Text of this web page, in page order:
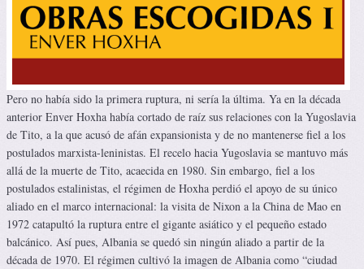
Pero no había sido la primera ruptura, ni sería la última. Ya en la década
anterior Enver Hoxha había cortado de raíz sus relaciones con la Yugoslavia
de Tito, a la que acusó de afán expansionista y de no mantenerse fiel a los
postulados marxista-leninistas. El recelo hacia Yugoslavia se mantuvo más
allá de la muerte de Tito, acaecida en 1980. Sin embargo, fiel a los
postulados estalinistas, el régimen de Hoxha perdió el apoyo de su único
aliado en el marco internacional: la visita de Nixon a la China de Mao en
1972 catapultó la ruptura entre el gigante asiático y el pequeño estado
balcánico. Así pues, Albania se quedó sin ningún aliado a partir de la
década de 1970. El régimen cultivó la imagen de Albania como “ciudad